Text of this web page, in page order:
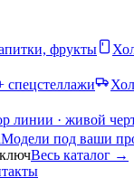
фрукты
спецстеллажи
линии · живой
Модели под ваши
Весь каталог →